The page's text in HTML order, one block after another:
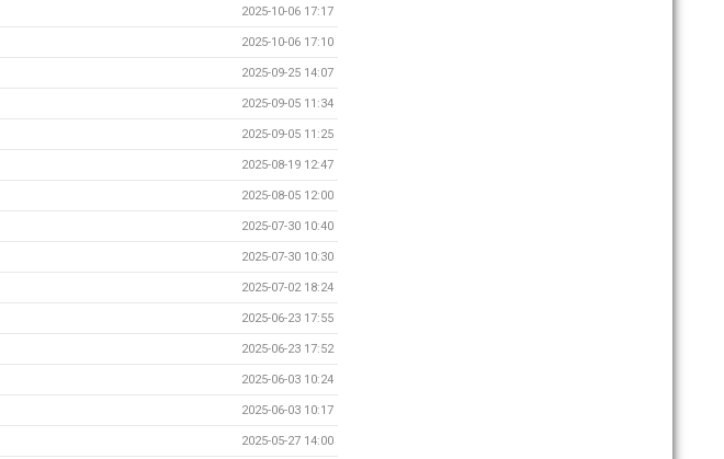
2025-10-06 17:17
2025-10-06 17:10
2025-09-25 14:07
2025-09-05 11:34
2025-09-05 11:25
2025-08-19 12:47
2025-08-05 12:00
2025-07-30 10:40
2025-07-30 10:30
2025-07-02 18:24
2025-06-23 17:55
2025-06-23 17:52
2025-06-03 10:24
2025-06-03 10:17
2025-05-27 14:00